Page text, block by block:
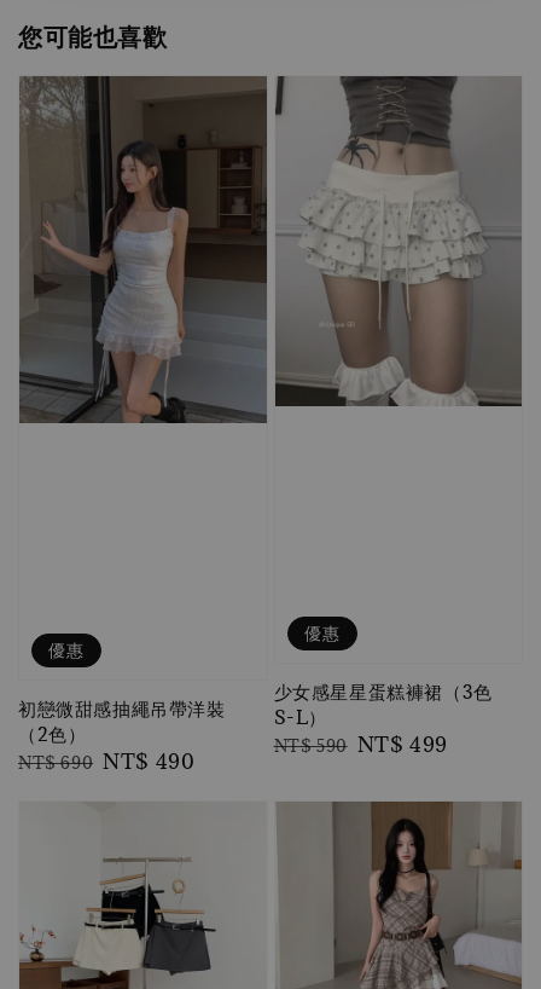
您可能也喜歡
優惠
初戀微甜感抽繩吊帶洋裝
（2色）
Regular
NT$ 690 Sale
NT$ 490
優惠
少女感星星蛋糕褲裙（3色
S-L）
Regular
NT$ 590 Sale
NT$ 499